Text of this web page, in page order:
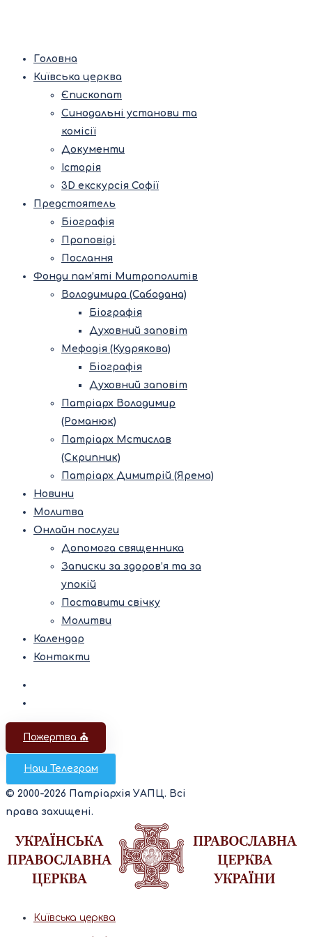
Головна
Київська церква
Єпископат
Синодальні установи та
комісії
Документи
Історія
3D екскурсія Софії
Предстоятель
Біографія
Проповіді
Послання
Фонди пам’яті Митрополитів
Володимира (Сабодана)
Біографія
Духовний заповіт
Мефодія (Кудрякова)
Біографія
Духовний заповіт
Патріарх Володимир
(Романюк)
Патріарх Мстислав
(Скрипник)
Патріарх Димитрій (Ярема)
Новини
Молитва
Онлайн послуги
Допомога священника
Записки за здоров’я та за
упокій
Поставити свічку
Молитви
Календар
Контакти
Пожертва ⛪️
Наш Телеграм
© 2000-2026 Патріархія УАПЦ. Всі
права захищені.
Київська церква